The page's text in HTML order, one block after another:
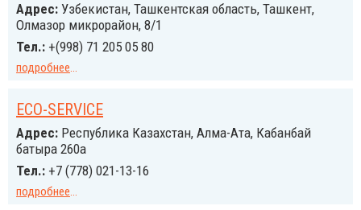
Адрес: Узбекистан, Ташкентская область, Ташкент,
Олмазор микрорайон, 8/1
Тел.: +(998) 71 205 05 80
подробнее...
ECO-SERVICE
Адрес: Республика Казахстан, Алма-Ата, Кабанбай
батыра 260а
Тел.: +7 (778) 021-13-16
подробнее...